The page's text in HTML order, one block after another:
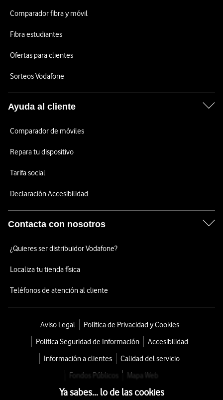
Comparador fibra y móvil
Fibra estudiantes
Ofertas para clientes
Sorteos Vodafone
Ayuda al cliente
Comparador de móviles
Repara tu dispositivo
Tarifa social
Declaración Accesibilidad
Contacta con nosotros
¿Quieres ser distribuidor Vodafone?
Localiza tu tienda física
Teléfonos de atención al cliente
Aviso Legal
Política de Privacidad y Cookies
Política Seguridad de Información
Accesibilidad
Información a clientes
Calidad del servicio
Fondos Públicos
Mapa Web
Ya sabes... lo de las cookies